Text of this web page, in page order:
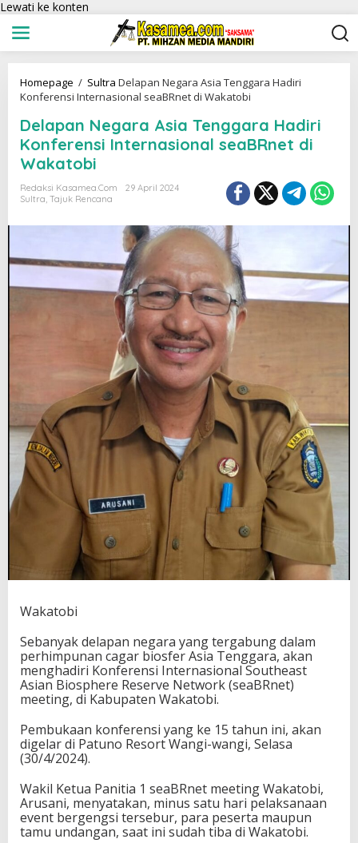
Lewati ke konten
Homepage / Sultra Delapan Negara Asia Tenggara Hadiri
Konferensi Internasional seaBRnet di Wakatobi
Delapan Negara Asia Tenggara Hadiri
Konferensi Internasional seaBRnet di
Wakatobi
Redaksi Kasamea.com
29 April 2024
Sultra, Tajuk Rencana
Wakatobi
Sebanyak delapan negara yang tergabung dalam
perhimpunan cagar biosfer Asia Tenggara, akan
menghadiri Konferensi Internasional Southeast
Asian Biosphere Reserve Network (seaBRnet)
meeting, di Kabupaten Wakatobi.
Pembukaan konferensi yang ke 15 tahun ini, akan
digelar di Patuno Resort Wangi-wangi, Selasa
(30/4/2024).
Wakil Ketua Panitia 1 seaBRnet meeting Wakatobi,
Arusani, menyatakan, minus satu hari pelaksanaan
event bergengsi tersebur, para peserta maupun
tamu undangan, saat ini sudah tiba di Wakatobi.